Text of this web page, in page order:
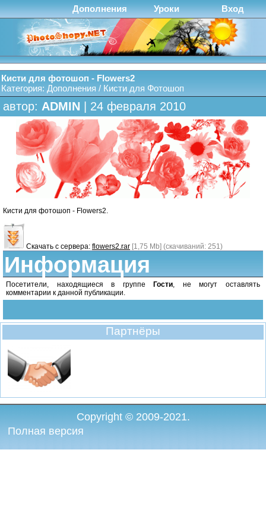
Дополнения Уроки Вход
Кисти для фотошоп - Flowers2
Категория: Дополнения / Кисти для Фотошоп
автор: ADMIN | 24 февраля 2010
Кисти для фотошоп - Flowers2.
Скачать с сервера: flowers2.rar [1,75 Mb] (cкачиваний: 251)
Информация
Посетители, находящиеся в группе Гости, не могут оставлять
комментарии к данной публикации.
Партнёры
Copyright © 2009-2021.
Полная версия